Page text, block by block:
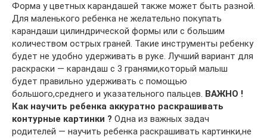
Форма у цветных карандашей также может быть разной.
Для маленького ребенка не желательно покупать
карандаши цилиндрической формы или с большим
количеством острых граней. Такие инструменты ребенку
будет не удобно удерживать в руке. Лучший вариант для
раскраски — карандаш с 3 гранями,который малыш
будет правильно удерживать с помощью
большого,среднего и указательного пальцев. ВАЖНО !
Как научить ребенка аккуратно раскрашивать
контурные картинки ? Одна из важных задач
родителей — научить ребенка раскрашивать картинки,не